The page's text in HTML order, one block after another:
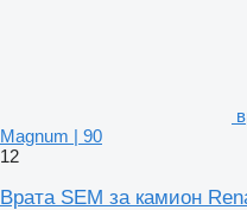
Magnum | 90
12
Врата SEM за камион